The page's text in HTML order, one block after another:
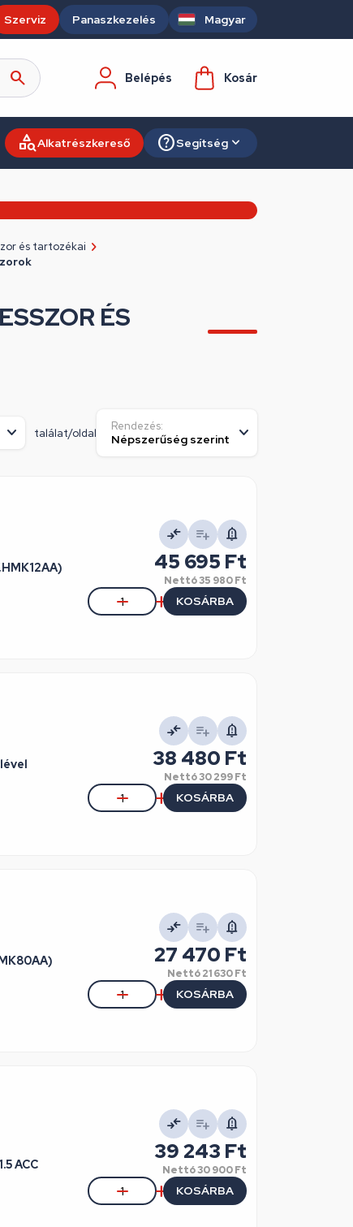
Szerviz Panaszkezelés Magyar
Belépés Kosár
Alkatrészkereső Segítség
és tartozékai
ÉS
találat/oldal
Rendezés:
45 695 Ft
Nettó35 980 Ft
KOSÁRBA
38 480 Ft
Nettó30 299 Ft
KOSÁRBA
27 470 Ft
Nettó21 630 Ft
KOSÁRBA
GL90TB/GU80TB kompresszor R134a 1.5 ACC
39 243 Ft
Nettó30 900 Ft
KOSÁRBA